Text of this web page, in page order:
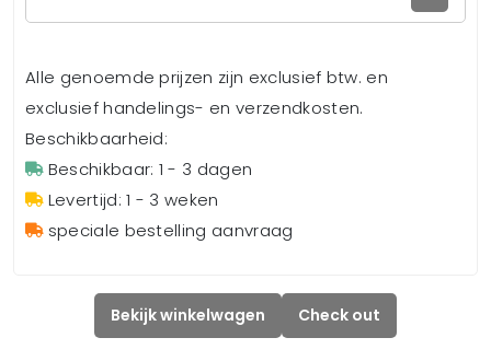
Alle genoemde prijzen zijn exclusief btw. en
exclusief handelings- en verzendkosten.
Beschikbaarheid:
Beschikbaar: 1 - 3 dagen
Levertijd: 1 - 3 weken
speciale bestelling aanvraag
Bekijk winkelwagen Check out